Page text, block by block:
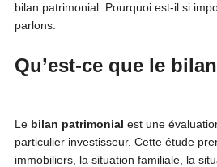
bilan patrimonial. Pourquoi est-il si
parlons.
Qu’est-ce que le
Le bilan patrimonial est une
particulier investisseur. Cette étude
immobiliers, la situation familiale, la